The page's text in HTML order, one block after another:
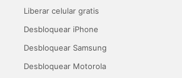
Liberar celular gratis
Desbloquear iPhone
Desbloquear Samsung
Desbloquear Motorola